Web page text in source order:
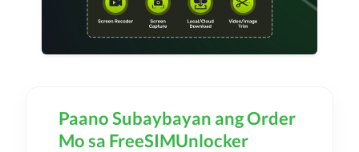
Paano Subaybayan ang Order
Mo sa FreeSIMUnlocker